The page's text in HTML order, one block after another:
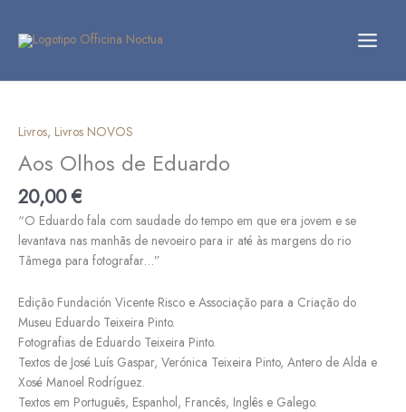
content
Livros, Livros NOVOS
Aos Olhos de Eduardo
20,00€
“O Eduardo fala com saudade do tempo em que era jovem e se
levantava nas manhãs de nevoeiro para ir até às margens do rio
Tâmega para fotografar…”
Edição Fundación Vicente Risco e Associação para a Criação do
Museu Eduardo Teixeira Pinto.
Fotografias de Eduardo Teixeira Pinto.
Textos de José Luís Gaspar, Verónica Teixeira Pinto, Antero de Alda e
Xosé Manoel Rodríguez.
Textos em Português, Espanhol, Francês, Inglês e Galego.
Aos
Olhos
de
Eduardo